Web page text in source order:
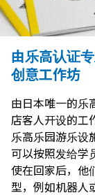
由乐高认证
创意工作坊
由日本唯一的乐
店客人开设的工
乐高乐园游乐设
可以按照发给学
使在回家后，他
型，例如机器人